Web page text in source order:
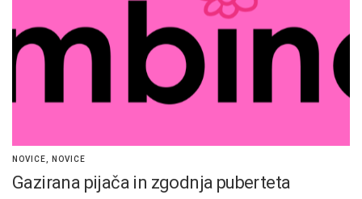
NOVICE NOVICE
Gazirana pijača in zgodnja puberteta